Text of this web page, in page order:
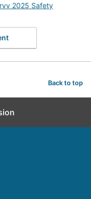
2025 Safety
Back to top